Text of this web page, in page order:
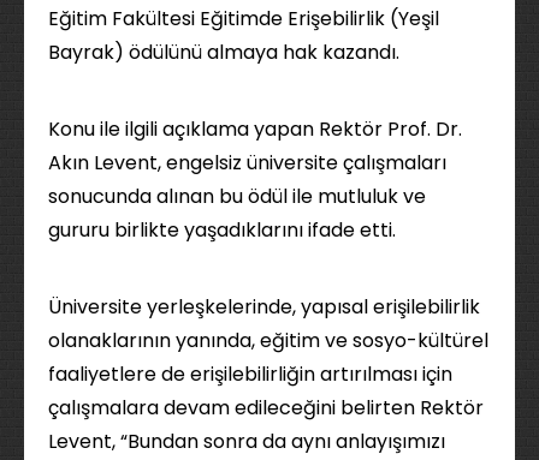
Eğitim Fakültesi Eğitimde Erişebilirlik (Yeşil
Bayrak) ödülünü almaya hak kazandı.
Konu ile ilgili açıklama yapan Rektör Prof. Dr.
Akın Levent, engelsiz üniversite çalışmaları
sonucunda alınan bu ödül ile mutluluk ve
gururu birlikte yaşadıklarını ifade etti.
Üniversite yerleşkelerinde, yapısal erişilebilirlik
olanaklarının yanında, eğitim ve sosyo-kültürel
faaliyetlere de erişilebilirliğin artırılması için
çalışmalara devam edileceğini belirten Rektör
Levent, “Bundan sonra da aynı anlayışımızı